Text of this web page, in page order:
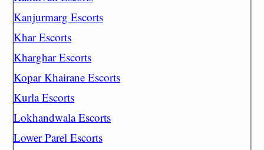
Kanjurmarg Escorts
Khar Escorts
Kharghar Escorts
Kopar Khairane Escorts
Kurla Escorts
Lokhandwala Escorts
Lower Parel Escorts